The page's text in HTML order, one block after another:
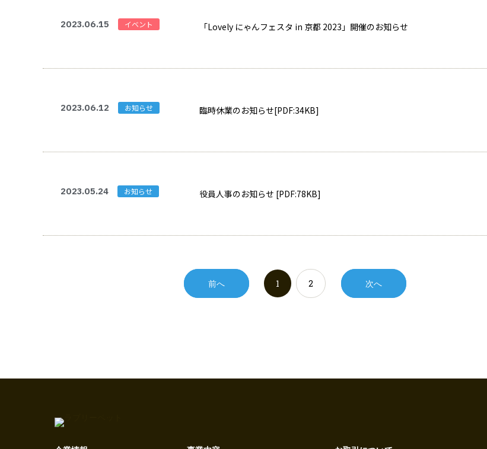
2023.06.15 イベント 「Lovely にゃんフェスタ in 京都 2023」開催のお知らせ
2023.06.12 お知らせ 臨時休業のお知らせ[PDF:34KB]
2023.05.24 お知らせ 役員人事のお知らせ [PDF:78KB]
前へ 1 2 次へ